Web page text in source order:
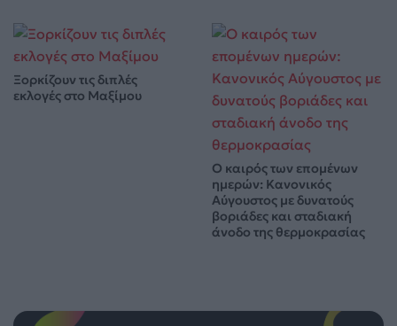
Ξορκίζουν τις διπλές
εκλογές στο Μαξίμου
Ο καιρός των επομένων
ημερών: Κανονικός
Αύγουστος με δυνατούς
βοριάδες και σταδιακή
άνοδο της θερμοκρασίας